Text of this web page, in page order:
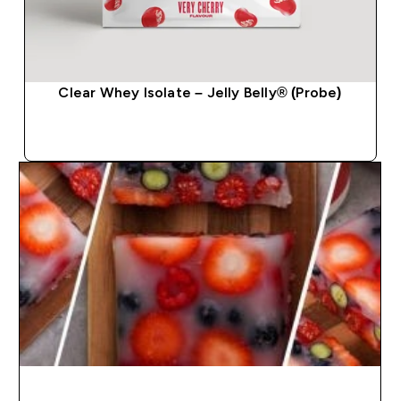
Clear Whey Isolate – Jelly Belly® (Probe)